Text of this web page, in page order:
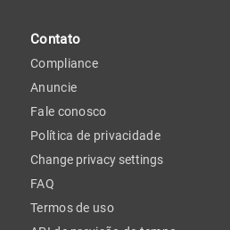
Contato
Compliance
Anuncie
Fale conosco
Política de privacidade
Change privacy settings
FAQ
Termos de uso